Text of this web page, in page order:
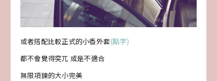
或者搭配比較正式的小香外套(點字)
都不會覺得突兀 或是不適合
無限項鍊的大小完美